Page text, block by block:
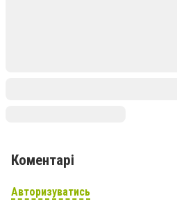
Коментарі
Авторизуватись